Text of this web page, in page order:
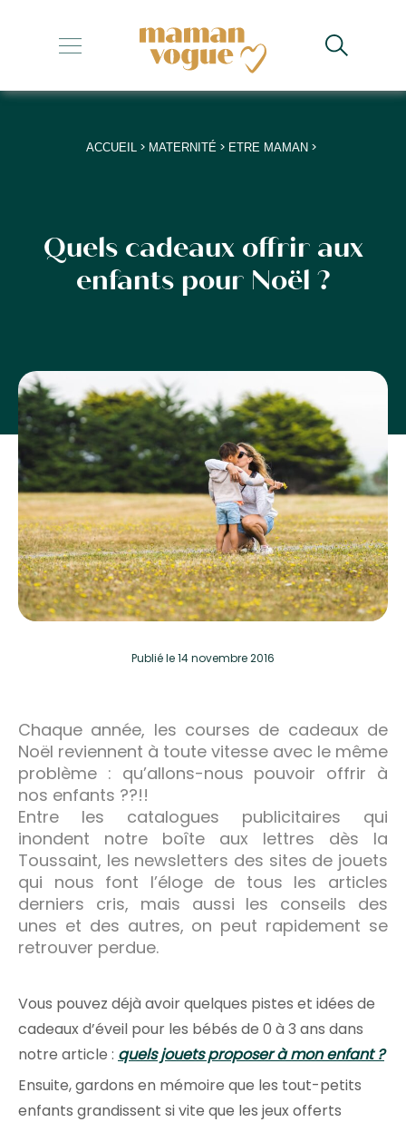
+
+
+
+
ACCUEIL > MATERNITÉ > ETRE MAMAN >
Quels cadeaux offrir aux
enfants pour Noël ?
Publiéle 14 novembre 2016
Chaque année, les courses de cadeaux de
Noël reviennent à toute vitesse avec le même
problème : qu’allons-nous pouvoir offrir à
nos enfants ??!!
Entre les catalogues publicitaires qui
inondent notre boîte aux lettres dès la
Toussaint, les newsletters des sites de jouets
qui nous font l’éloge de tous les articles
derniers cris, mais aussi les conseils des
unes et des autres, on peut rapidement se
retrouver perdue.
Vous pouvez déjà avoir quelques pistes et idées de
cadeaux d’éveil pour les bébés de 0 à 3 ans dans
notre article : quels jouets proposer à mon enfant ?
Ensuite, gardons en mémoire que les tout-petits
enfants grandissent si vite que les jeux offerts